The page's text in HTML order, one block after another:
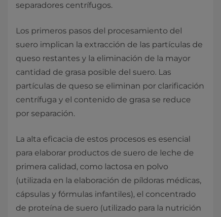
separadores centrífugos.
Los primeros pasos del procesamiento del
suero implican la extracción de las partículas de
queso restantes y la eliminación de la mayor
cantidad de grasa posible del suero. Las
partículas de queso se eliminan por clarificación
centrífuga y el contenido de grasa se reduce
por separación.
La alta eficacia de estos procesos es esencial
para elaborar productos de suero de leche de
primera calidad, como lactosa en polvo
(utilizada en la elaboración de píldoras médicas,
cápsulas y fórmulas infantiles), el concentrado
de proteína de suero (utilizado para la nutrición